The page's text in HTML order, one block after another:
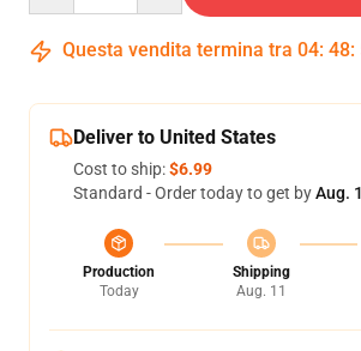
Questa vendita termina tra 04: 48:
Deliver to United States
Cost to ship:$6.99
Standard - Order today to get byAug.
Production
Today
Shipping
Aug. 11